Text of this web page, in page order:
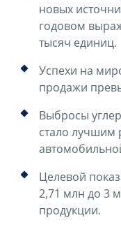
новых
годовом
тысяч единиц.
Успехи на
продажи
Выбросы
стало лучшим
Целевой
2,71 млн до 3
продукции.